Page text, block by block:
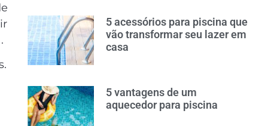
5 acessórios para piscina que
vão transformar seu lazer em
casa
5 vantagens de um
aquecedor para piscina